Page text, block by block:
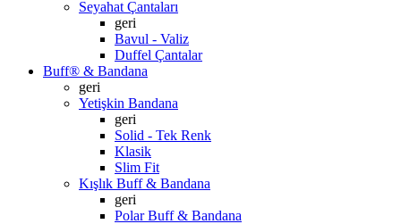
Seyahat Çantaları
geri
Bavul - Valiz
Duffel Çantalar
Buff® & Bandana
geri
Yetişkin Bandana
geri
Solid - Tek Renk
Klasik
Slim Fit
Kışlık Buff & Bandana
geri
Polar Buff & Bandana